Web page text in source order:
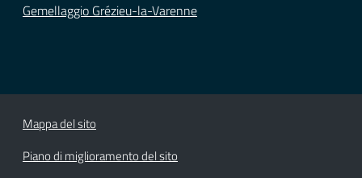
Gemellaggio Grézieu-la-Varenne
Mappa del sito
Piano di miglioramento del sito